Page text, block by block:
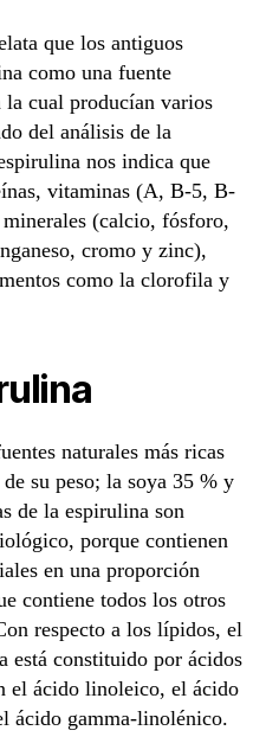
que los antiguos
como una fuente
cual producían varios
del análisis de la
nos indica que
vitaminas (A, B-5, B-
(calcio, fósforo,
cromo y zinc),
como la clorofila y
naturales más ricas
su peso; la soya 35 % y
de la espirulina son
porque contienen
en una proporción
contiene todos los otros
respecto a los lípidos, el
está constituido por ácidos
el ácido linoleico, el ácido
ácido gamma-linolénico.